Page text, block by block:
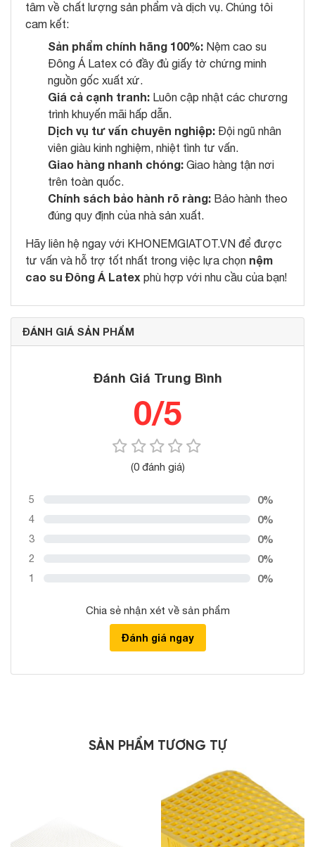
tâm về chất lượng sản phẩm và dịch vụ. Chúng tôi
cam kết:
Sản phẩm chính hãng 100%: Nệm cao su
Đông Á Latex có đầy đủ giấy tờ chứng minh
nguồn gốc xuất xứ.
Giá cả cạnh tranh: Luôn cập nhật các chương
trình khuyến mãi hấp dẫn.
Dịch vụ tư vấn chuyên nghiệp: Đội ngũ nhân
viên giàu kinh nghiệm, nhiệt tình tư vấn.
Giao hàng nhanh chóng: Giao hàng tận nơi
trên toàn quốc.
Chính sách bảo hành rõ ràng: Bảo hành theo
đúng quy định của nhà sản xuất.
Hãy liên hệ ngay với KHONEMGIATOT.VN để được
tư vấn và hỗ trợ tốt nhất trong việc lựa chọn nệm
cao su Đông Á Latex phù hợp với nhu cầu của bạn!
ĐÁNH GIÁ SẢN PHẨM
Đánh Giá Trung Bình
0/5
(0 đánh giá)
5 0%
4 0%
3 0%
2 0%
1 0%
Chia sẻ nhận xét về sản phẩm
Đánh giá ngay
SẢN PHẨM TƯƠNG TỰ